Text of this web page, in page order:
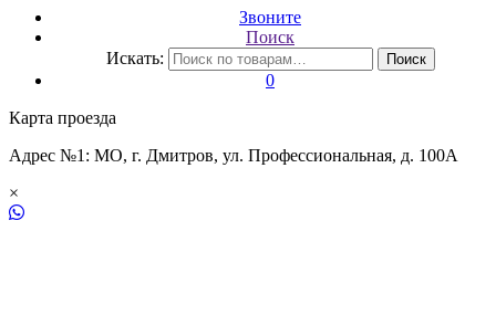
Звоните
Поиск
Искать:
Поиск
0
Карта проезда
Адрес №1: МО, г. Дмитров, ул. Профессиональная, д. 100А
×